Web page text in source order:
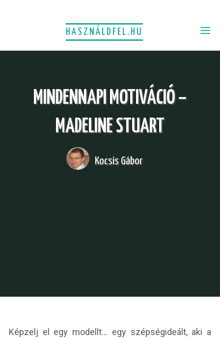
HASZNÁLDFEL.HU
MINDENNAPI MOTIVÁCIÓ –
MADELINE STUART
Kocsis Gábor
Képzelj el egy modellt… egy szépségideált, aki a